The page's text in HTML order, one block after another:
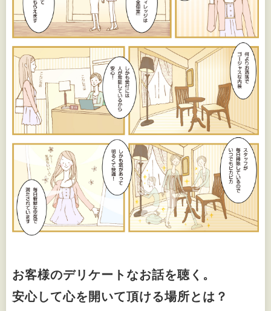
お客様のデリケートなお話を聴く。
安心して心を開いて頂ける場所とは？